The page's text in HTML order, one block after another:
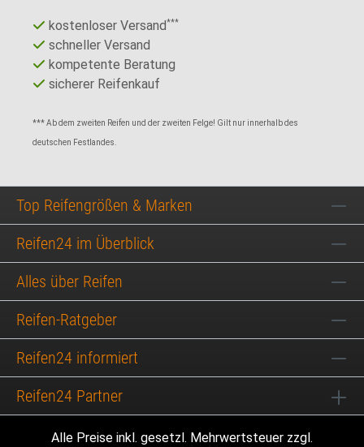
kostenloser Versand***
schneller Versand
kompetente Beratung
sicherer Reifenkauf
*** Ab dem zweiten Reifen und der zweiten Felge! Gilt nur innerhalb des
deutschen Festlandes.
Top Reifengrößen & Marken
Reifen24 im Überblick
Alles über Reifen
Reifen-Ratgeber
Reifen24 informiert
Reifen24 Partner
Alle Preise inkl. gesetzl. Mehrwertsteuer zzgl.